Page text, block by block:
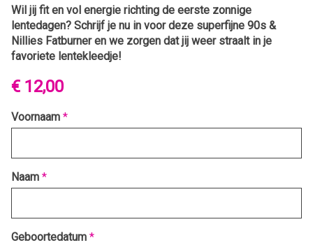
Wil jij fit en vol energie richting de eerste zonnige
lentedagen? Schrijf je nu in voor deze superfijne 90s &
Nillies Fatburner en we zorgen dat jij weer straalt in je
favoriete lentekleedje!
€ 12,00
Voornaam *
Naam *
Geboortedatum *